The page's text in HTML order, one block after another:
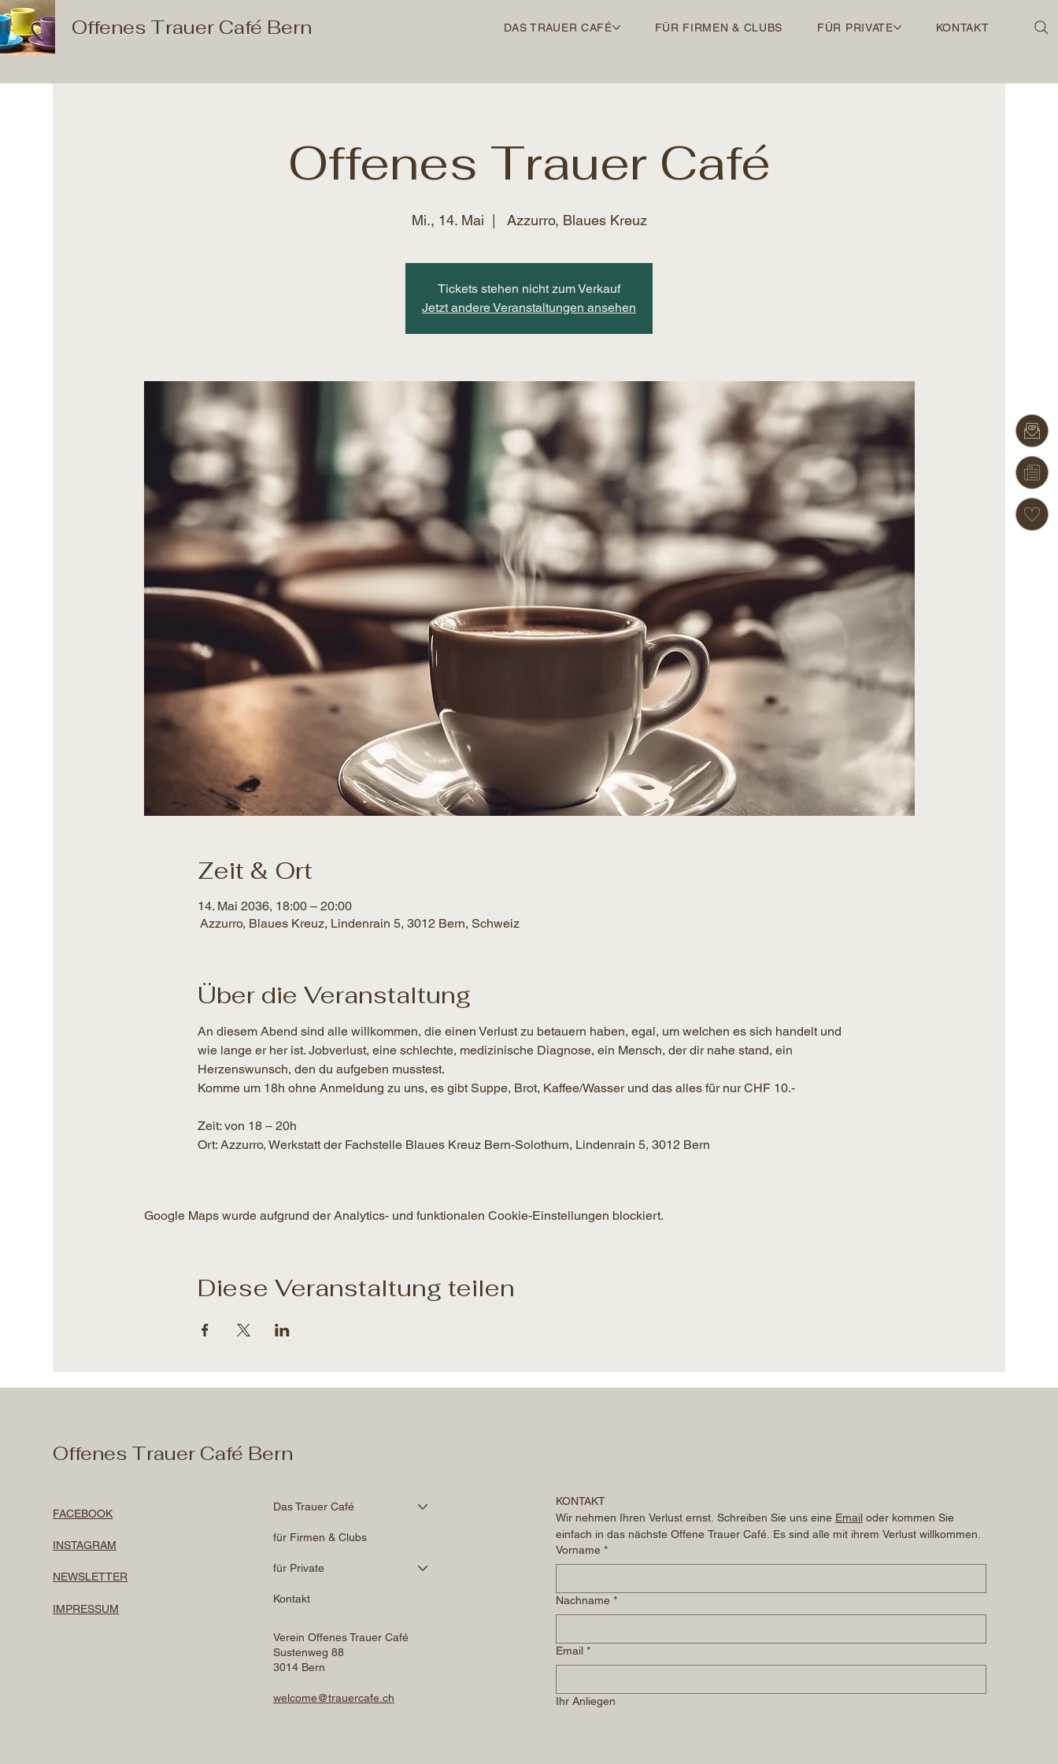
DAS TRAUER CAFÉ FÜR FIRMEN & CLUBS FÜR PRIVATE KONTAKT
Offenes Trauer Café Bern
Offenes Trauer Café
Mi., 14. Mai Azzurro, Blaues Kreuz
Tickets stehen nicht zum Verkauf
Jetzt andere Veranstaltungen ansehen
Zeit & Ort
14. Mai 2036, 18:00 – 20:00
Azzurro, Blaues Kreuz, Lindenrain 5, 3012 Bern, Schweiz
Über die Veranstaltung
An diesem Abend sind alle willkommen, die einen Verlust zu betauern haben, egal, um welchen es sich handelt und
wie lange er her ist. Jobverlust, eine schlechte, medizinische Diagnose, ein Mensch, der dir nahe stand, ein
Herzenswunsch, den du aufgeben musstest.
Komme um 18h ohne Anmeldung zu uns, es gibt Suppe, Brot, Kaffee/Wasser und das alles für nur CHF 10.-
Zeit: von 18 – 20h​
Ort: Azzurro, Werkstatt der Fachstelle Blaues Kreuz Bern-Solothurn, Lindenrain 5, 3012 Bern
Google Maps wurde aufgrund der Analytics- und funktionalen Cookie-Einstellungen blockiert.
Diese Veranstaltung teilen
Offenes Trauer Café Bern
FACEBOOK
INSTAGRAM
NEWSLETTER
IMPRESSUM
Das Trauer Café
für Firmen & Clubs
für Private
Kontakt
Verein Offenes Trauer Café
Sustenweg 88
3014 Bern
welcome@trauercafe.ch
KONTAKT
Wir nehmen Ihren Verlust ernst. Schreiben Sie uns eine Email oder kommen Sie
einfach in das nächste Offene Trauer Café. Es sind alle mit ihrem Verlust willkommen.
Vorname *
Nachname *
Email *
Ihr Anliegen